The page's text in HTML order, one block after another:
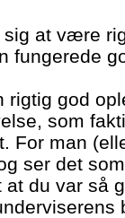
sig at være
fungerede
rigtig god
som
For man
ser det
du var så